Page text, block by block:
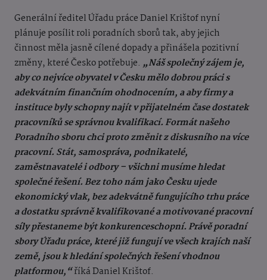
Generální ředitel Úřadu práce Daniel Krištof nyní
plánuje posílit roli poradních sborů tak, aby jejich
činnost měla jasně cílené dopady a přinášela pozitivní
změny, které Česko potřebuje. „Náš společný zájem je,
aby co nejvíce obyvatel v Česku mělo dobrou práci s
adekvátním finančním ohodnocením, a aby firmy a
instituce byly schopny najít v přijatelném čase dostatek
pracovníků se správnou kvalifikací. Formát našeho
Poradního sboru chci proto změnit z diskusního na více
pracovní. Stát, samospráva, podnikatelé,
zaměstnavatelé i odbory – všichni musíme hledat
společné řešení. Bez toho nám jako Česku ujede
ekonomický vlak, bez adekvátně fungujícího trhu práce
a dostatku správně kvalifikované a motivované pracovní
síly přestaneme být konkurenceschopní. Právě poradní
sbory Úřadu práce, které již fungují ve všech krajích naší
země, jsou k hledání společných řešení vhodnou
platformou,“říká Daniel Krištof.